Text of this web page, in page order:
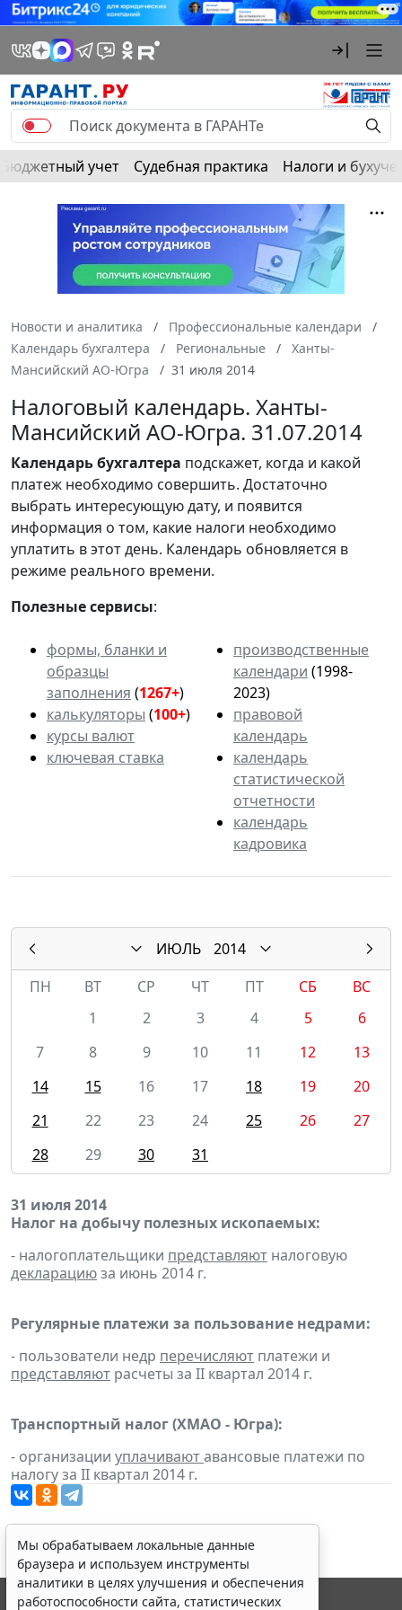
Бюджетный учет Судебная практика Налоги и
Новости и аналитика
Профессиональные календари
Календарь бухгалтера
Региональные
Ханты-
Мансийский АО-Югра
31 июля 2014
Налоговый календарь. Ханты-
Мансийский АО-Югра. 31.07.2014
Календарьбухгалтера подскажет, когда и какой
платеж необходимо совершить. Достаточно
выбрать интересующую дату, и появится
информация о том, какие налоги необходимо
уплатить в этот день. Календарь обновляется в
режиме реального времени.
Полезные сервисы:
формы, бланки и
образцы
заполнения (1267+)
калькуляторы (100+)
курсы валют
ключевая ставка
производственные
календари (1998-
2023)
правовой
календарь
календарь
статистической
отчетности
календарь
кадровика
ИЮЛЬ
2014
ПН
ВТ СР ЧТ ПТ СБ
ВС
1
2 3 4 5
6
7
8 9 10 11 12
13
14
15 16 17 18 19
20
21
22 23 24 25 26
27
28
29 30 31
31 июля 2014
Налог на добычу полезных ископаемых:
- налогоплательщики представляют налоговую
декларациюза июнь 2014 г.
Регулярные платежи за пользование недрами:
- пользователи недр перечисляют платежи и
представляют расчеты за II квартал 2014 г.
Транспортный налог (ХМАО - Югра):
- организации уплачиваютавансовые платежи по
налогу за II квартал 2014 г.
Мы обрабатываем локальные данные
браузера и используем инструменты
аналитики в целях улучшения и обеспечения
работоспособности сайта, статистических